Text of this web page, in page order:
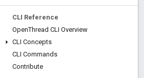
CLI Reference
OpenThread CLI Overview
CLI Concepts
CLI Commands
Contribute